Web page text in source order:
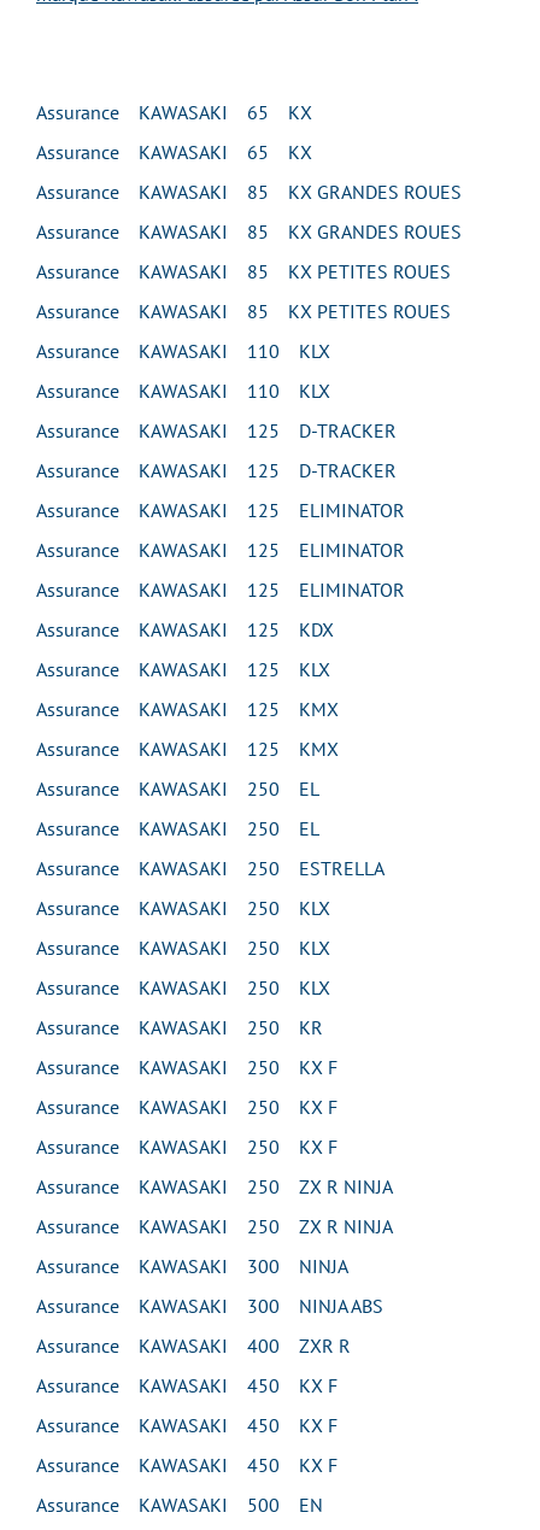
Assurance KAWASAKI 65 KX
Assurance KAWASAKI 65 KX
Assurance KAWASAKI 85 KX GRANDES ROUES
Assurance KAWASAKI 85 KX GRANDES ROUES
Assurance KAWASAKI 85 KX PETITES ROUES
Assurance KAWASAKI 85 KX PETITES ROUES
Assurance KAWASAKI 110 KLX
Assurance KAWASAKI 110 KLX
Assurance KAWASAKI 125 D-TRACKER
Assurance KAWASAKI 125 D-TRACKER
Assurance KAWASAKI 125 ELIMINATOR
Assurance KAWASAKI 125 ELIMINATOR
Assurance KAWASAKI 125 ELIMINATOR
Assurance KAWASAKI 125 KDX
Assurance KAWASAKI 125 KLX
Assurance KAWASAKI 125 KMX
Assurance KAWASAKI 125 KMX
Assurance KAWASAKI 250 EL
Assurance KAWASAKI 250 EL
Assurance KAWASAKI 250 ESTRELLA
Assurance KAWASAKI 250 KLX
Assurance KAWASAKI 250 KLX
Assurance KAWASAKI 250 KLX
Assurance KAWASAKI 250 KR
Assurance KAWASAKI 250 KX F
Assurance KAWASAKI 250 KX F
Assurance KAWASAKI 250 KX F
Assurance KAWASAKI 250 ZX R NINJA
Assurance KAWASAKI 250 ZX R NINJA
Assurance KAWASAKI 300 NINJA
Assurance KAWASAKI 300 NINJA ABS
Assurance KAWASAKI 400 ZXR R
Assurance KAWASAKI 450 KX F
Assurance KAWASAKI 450 KX F
Assurance KAWASAKI 450 KX F
Assurance KAWASAKI 500 EN